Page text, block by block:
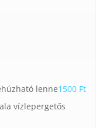
lenne1500 Ft
vízlepergetős